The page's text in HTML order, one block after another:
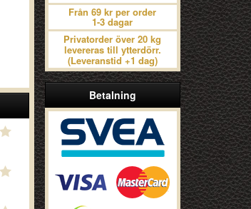
Från 69 kr per order
1-3 dagar
Privatorder över 20 kg
levereras till ytterdörr.
(Leveranstid +1 dag)
Betalning